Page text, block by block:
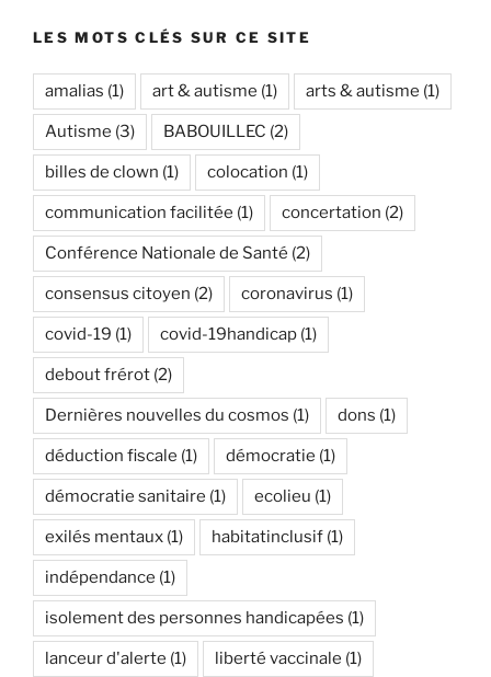
LES MOTS CLÉS SUR CE SITE
amalias (1) art & autisme (1) arts & autisme (1)
Autisme (3) BABOUILLEC (2)
billes de clown (1) colocation (1)
communication facilitée (1) concertation (2)
Conférence Nationale de Santé (2)
consensus citoyen (2) coronavirus (1)
covid-19 (1) covid-19handicap (1)
debout frérot (2)
Dernières nouvelles du cosmos (1) dons (1)
déduction fiscale (1) démocratie (1)
démocratie sanitaire (1) ecolieu (1)
exilés mentaux (1) habitatinclusif (1)
indépendance (1)
isolement des personnes handicapées (1)
lanceur d'alerte (1) liberté vaccinale (1)